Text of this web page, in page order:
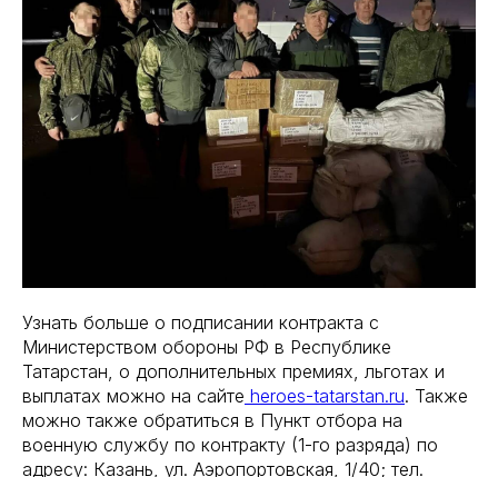
Узнать больше о подписании контракта с
Министерством обороны РФ в Республике
Татарстан, о дополнительных премиях, льготах и
выплатах можно на сайте heroes-tatarstan.ru. Также
можно также обратиться в Пункт отбора на
военную службу по контракту (1-го разряда) по
адресу: Казань, ул. Аэропортовская, 1/40; тел.